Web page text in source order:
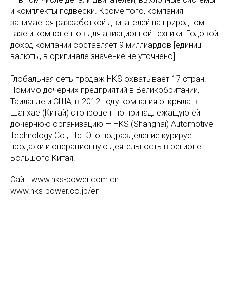
и комплекты подвески. Кроме того, компания
занимается разработкой двигателей на природном
газе и компонентов для авиационной техники. Годовой
доход компании составляет 9 миллиардов [единиц
валюты, в оригинале значение не уточнено].
Глобальная сеть продаж HKS охватывает 17 стран.
Помимо дочерних предприятий в Великобритании,
Таиланде и США, в 2012 году компания открыла в
Шанхае (Китай) стопроцентно принадлежащую ей
дочернюю организацию — HKS (Shanghai) Automotive
Technology Co., Ltd. Это подразделение курирует
продажи и операционную деятельность в регионе
Большого Китая.
Сайт: www.hks-power.com.cn
www.hks-power.co.jp/en